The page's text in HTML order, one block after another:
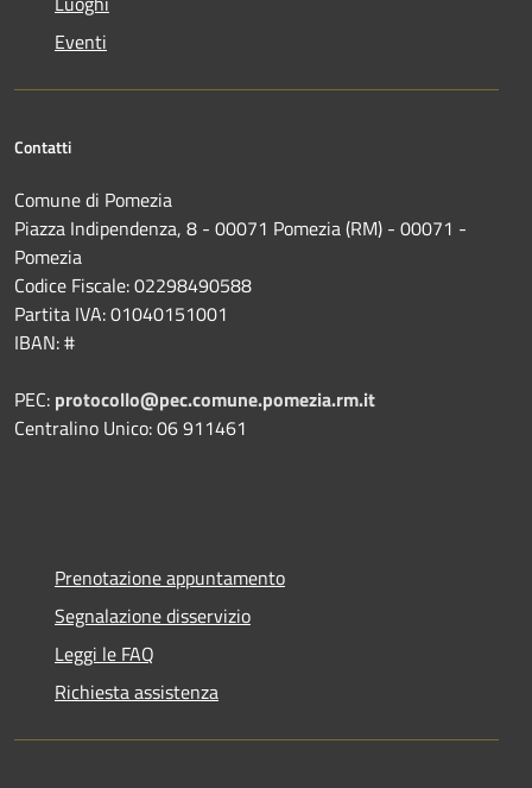
Eventi
Contatti
Comune di Pomezia
Piazza Indipendenza, 8 - 00071 Pomezia (RM) - 00071 -
Pomezia
Codice Fiscale: 02298490588
Partita IVA: 01040151001
IBAN: #
PEC: protocollo@pec.comune.pomezia.rm.it
Centralino Unico: 06 911461
Prenotazione appuntamento
Segnalazione disservizio
Leggi le FAQ
Richiesta assistenza